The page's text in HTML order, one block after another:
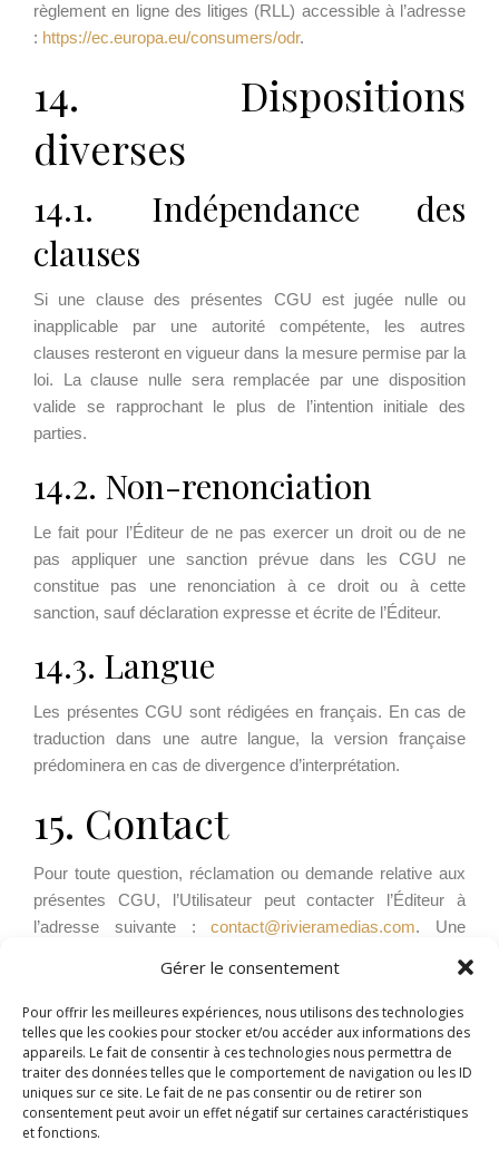
Gérer le consentement
Pour offrir les meilleures expériences, nous utilisons des technologies
telles que les cookies pour stocker et/ou accéder aux informations des
appareils. Le fait de consentir à ces technologies nous permettra de
traiter des données telles que le comportement de navigation ou les ID
uniques sur ce site. Le fait de ne pas consentir ou de retirer son
consentement peut avoir un effet négatif sur certaines caractéristiques
et fonctions.
règlement en ligne des litiges (RLL) accessible à l’adresse
: https://ec.europa.eu/consumers/odr.
14. Dispositions
diverses
14.1. Indépendance des
clauses
Si une clause des présentes CGU est jugée nulle ou
inapplicable par une autorité compétente, les autres
clauses resteront en vigueur dans la mesure permise par la
loi. La clause nulle sera remplacée par une disposition
valide se rapprochant le plus de l’intention initiale des
parties.
14.2. Non-renonciation
Le fait pour l’Éditeur de ne pas exercer un droit ou de ne
pas appliquer une sanction prévue dans les CGU ne
constitue pas une renonciation à ce droit ou à cette
sanction, sauf déclaration expresse et écrite de l’Éditeur.
14.3. Langue
Les présentes CGU sont rédigées en français. En cas de
traduction dans une autre langue, la version française
prédominera en cas de divergence d’interprétation.
15. Contact
Pour toute question, réclamation ou demande relative aux
présentes CGU, l’Utilisateur peut contacter l’Éditeur à
l’adresse suivante :contact@rivieramedias.com. Une
réserve de la nature de la demande.
Les Utilisateurs peuvent également utiliser le formulaire de
contact disponible sur les Sites pour toute communication
avec l’Éditeur.